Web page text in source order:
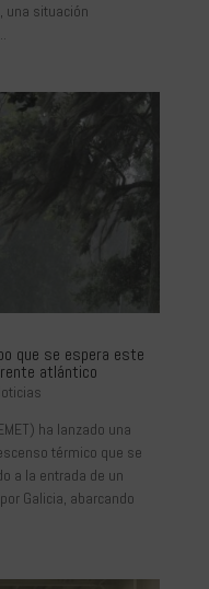
una situación
que se espera este
atlántico
ha lanzado una
térmico que se
a la entrada de un
Galicia, abarcando